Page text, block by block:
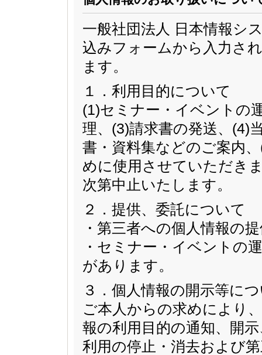
一般社団法人 日本情報シ
込みフォームから入力さ
ます。
１．利用目的について
(1)セミナー・イベントの
理、(3)請求書の発送、(4)
書・資料集などのご案内
めに使用させていただき
次第中止いたします。
２．提供、委託について
・第三者への個人情報の
・セミナー・イベントの
があります。
３．個人情報の開示等に
ご本人からの求めにより
報の利用目的の通知、開
利用の停止・消去および